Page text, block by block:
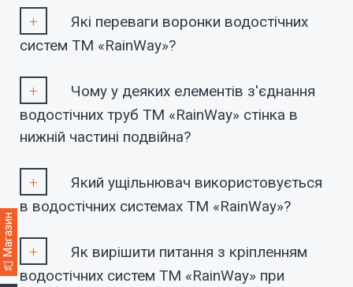
Магазин
Які переваги воронки водостічних
систем ТМ «RainWay»?
Чому у деяких елементів з'єднання
водостічних труб ТМ «RainWay» стінка в
нижній частині подвійна?
Який ущільнювач використовується
в водостічних системах ТМ «RainWay»?
Як вирішити питання з кріпленням
водостічних систем ТМ «RainWay» при